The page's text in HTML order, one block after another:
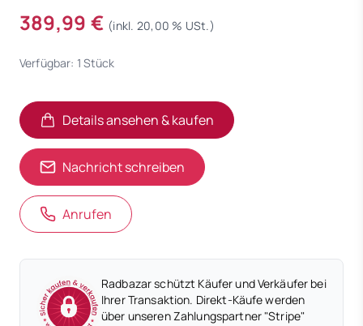
389,99 € (inkl. 20,00 % USt.)
Verfügbar: 1 Stück
Details ansehen & kaufen
(öffnet in neuem Tab)
(öffnet in neuem Tab)
Nachricht schreiben
Anrufen
Radbazar schützt Käufer und Verkäufer bei
Ihrer Transaktion. Direkt-Käufe werden
über unseren Zahlungspartner "Stripe"